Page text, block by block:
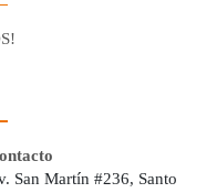
San Martín #236, Santo